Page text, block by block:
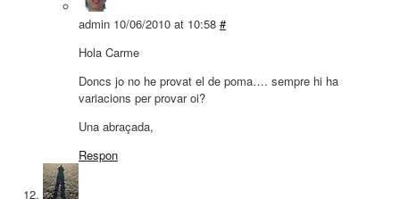
admin 10/06/2010 at 10:58 #
Hola Carme
Doncs jo no he provat el de poma…. sempre hi ha
variacions per provar oi?
Una abraçada,
Respon